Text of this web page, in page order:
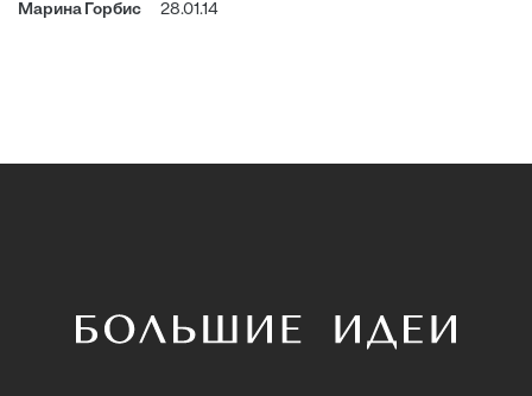
Марина Горбис 28.01.14